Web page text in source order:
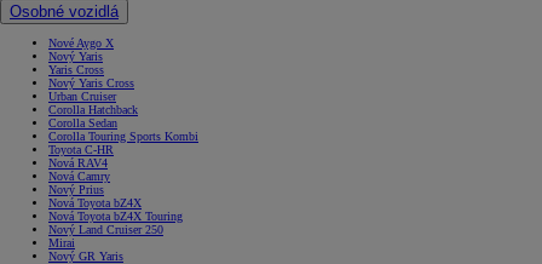
Osobné vozidlá
Nové Aygo X
Nový Yaris
Yaris Cross
Nový Yaris Cross
Urban Cruiser
Corolla Hatchback
Corolla Sedan
Corolla Touring Sports Kombi
Toyota C-HR
Nová RAV4
Nová Camry
Nový Prius
Nová Toyota bZ4X
Nová Toyota bZ4X Touring
Nový Land Cruiser 250
Mirai
Nový GR Yaris